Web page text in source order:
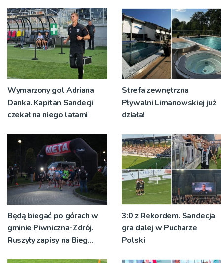
Wymarzony gol Adriana
Danka. Kapitan Sandecji
czekał na niego latami
Strefa zewnętrzna
Pływalni Limanowskiej już
działa!
Będą biegać po górach w
gminie Piwniczna-Zdrój.
Ruszyły zapisy na Bieg
3:0 z Rekordem. Sandecja
gra dalej w Pucharze
Polski